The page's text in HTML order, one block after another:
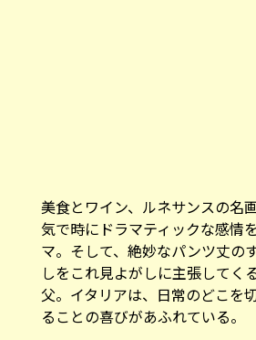
美食とワイン、ルネサンスの名
気で時にドラマティックな感情
マ。そして、絶妙なパンツ丈の
しをこれ見よがしに主張してく
父。イタリアは、日常のどこを
ることの喜びがあふれている。